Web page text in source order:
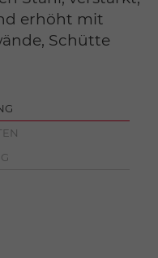
erhöht mit
Schütte